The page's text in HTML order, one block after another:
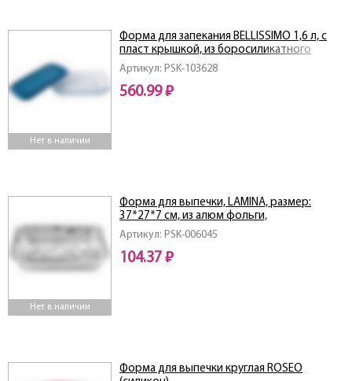
Нет в наличии
Артикул: PSK-103628
Форма для запекания BELLISSIMO 1,6 л, с
пласт крышкой, из боросиликатного
стекла
560.99 ₽
Нет в наличии
Артикул: PSK-006045
Форма для выпечки, LAMINA, размер:
37*27*7 см, из алюм фольги,
прямоугольная, одноразовая
104.37 ₽
Форма для выпечки круглая ROSEO